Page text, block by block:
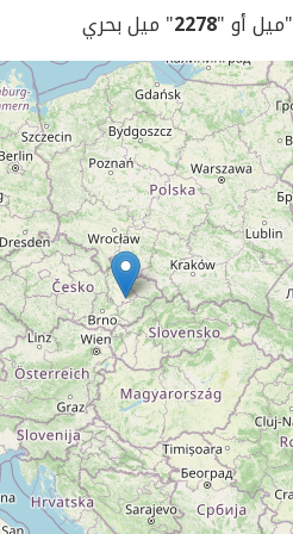
"ميل أو "2278" ميل بحري